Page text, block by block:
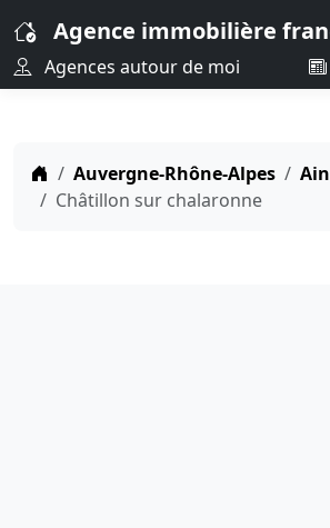
Agence immobilière
Agences autour de moi
Auvergne-Rhône-Alpes
Châtillon sur chalaronne